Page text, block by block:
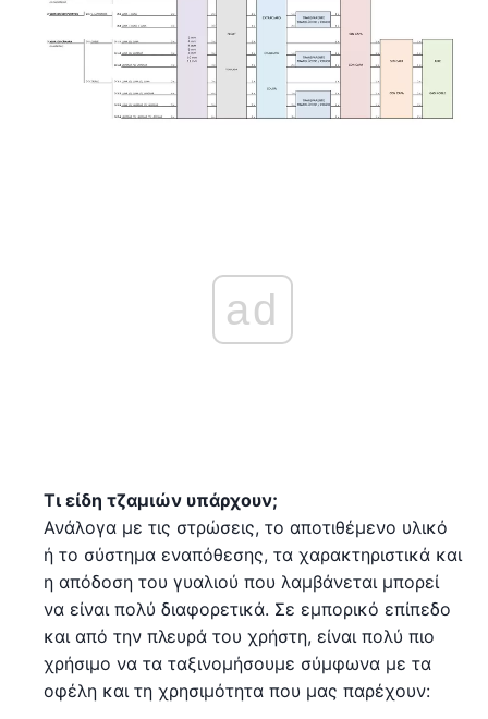
ad
Τι είδη τζαμιών υπάρχουν;
Ανάλογα με τις στρώσεις, το αποτιθέμενο υλικό
ή το σύστημα εναπόθεσης, τα χαρακτηριστικά και
η απόδοση του γυαλιού που λαμβάνεται μπορεί
να είναι πολύ διαφορετικά. Σε εμπορικό επίπεδο
και από την πλευρά του χρήστη, είναι πολύ πιο
χρήσιμο να τα ταξινομήσουμε σύμφωνα με τα
οφέλη και τη χρησιμότητα που μας παρέχουν: